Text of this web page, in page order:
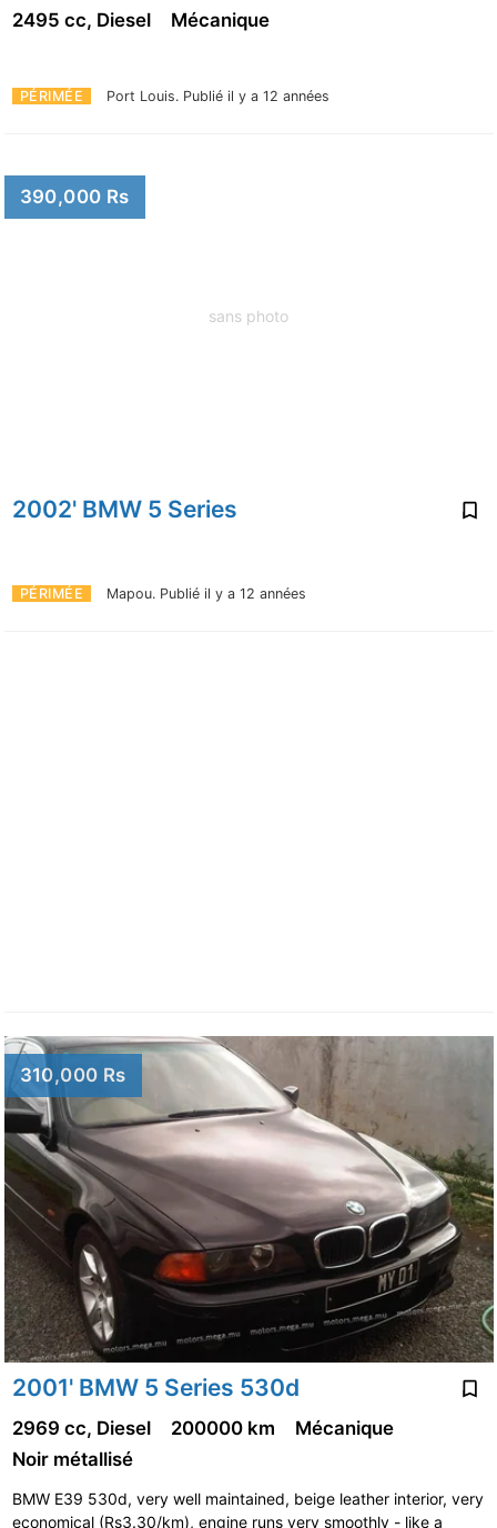
PÉRIMÉE Port Louis. Publié il y a 12 années
2495 cc, Diesel Mécanique
sans photo
390,000 Rs
2002' BMW 5 Series
PÉRIMÉE Mapou. Publié il y a 12 années
310,000 Rs
2001' BMW 5 Series 530d
2969 cc, Diesel 200000 km
Mécanique
Noir métallisé
BMW E39 530d, very well maintained, beige leather interior, very
economical (Rs3.30/km), engine runs very smoothly - like a